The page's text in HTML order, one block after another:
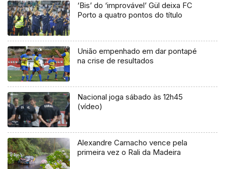
‘Bis’ do ‘improvável’ Gül deixa FC
Porto a quatro pontos do título
União empenhado em dar pontapé
na crise de resultados
Nacional joga sábado às 12h45
(vídeo)
Alexandre Camacho vence pela
primeira vez o Rali da Madeira